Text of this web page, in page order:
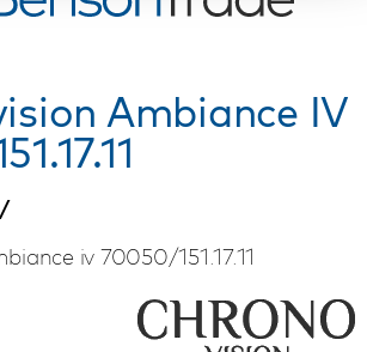
Ambiance IV
iv 70050/151.17.11